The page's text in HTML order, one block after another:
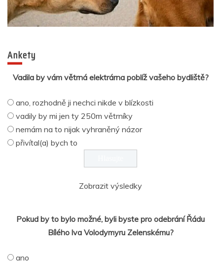
Ankety
Vadila by vám větrná elektrárna poblíž vašeho bydliště?
ano, rozhodně ji nechci nikde v blízkosti
vadily by mi jen ty 250m větrníky
nemám na to nijak vyhraněný názor
přivítal(a) bych to
Zobrazit výsledky
Pokud by to bylo možné, byli byste pro odebrání Řádu
Bílého lva Volodymyru Zelenskému?
ano